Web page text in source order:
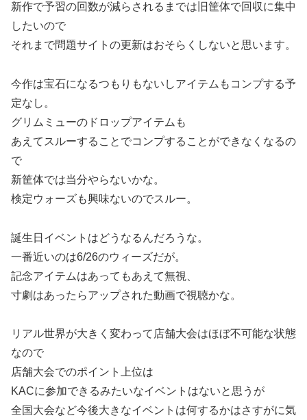
新作で予習の回数が減らされるまでは旧筐体で回収に集中
したいので
それまで問題サイトの更新はおそらくしないと思います。
今作は宝石になるつもりもないしアイテムもコンプする予
定なし。
グリムミューのドロップアイテムも
あえてスルーすることでコンプすることができなくなるの
で
新筐体では当分やらないかな。
検定ウォーズも興味ないのでスルー。
誕生日イベントはどうなるんだろうな。
一番近いのは6/26のウィーズだが。
記念アイテムはあってもあえて無視、
寸劇はあったらアップされた動画で視聴かな。
リアル世界が大きく変わって店舗大会はほぼ不可能な状態
なので
店舗大会でのポイント上位は
KACに参加できるみたいなイベントはないと思うが
全国大会など今後大きなイベントは何するかはさすがに気